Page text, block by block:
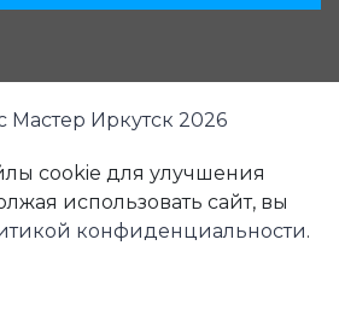
Мастер Иркутск 2026
cookie для улучшения
использовать сайт, вы
конфиденциальности.